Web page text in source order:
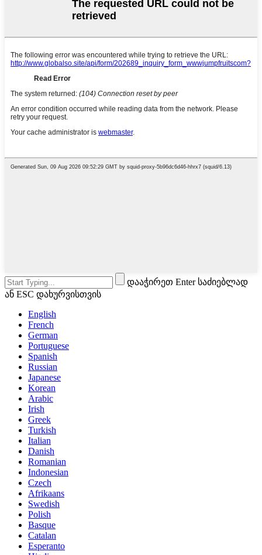
დააჭირეთ Enter საძიებლად
ან ESC დახურვისთვის
English
French
German
Portuguese
Spanish
Russian
Japanese
Korean
Arabic
Irish
Greek
Turkish
Italian
Danish
Romanian
Indonesian
Czech
Afrikaans
Swedish
Polish
Basque
Catalan
Esperanto